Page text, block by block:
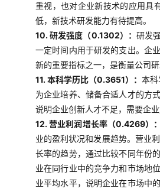
重视，也对企业新技术的应用具
低，新技术研发能力有待提高。
10. 研发强度（0.1302）： 研发
一定时间内用于研发的支出。企
新的重要指标之一，是衡量公司
11. 本科学历比（0.3651）： 本
为企业培养、储备合适人才的方
说明企业创新人才不足，需要企
12. 营业利润增长率（0.4269）
业的盈利状况和发展趋势。营业
长率的趋势，通过比较不同年份
业在同行业中的竞争力和市场地
业平均水平，说明企业在市场中